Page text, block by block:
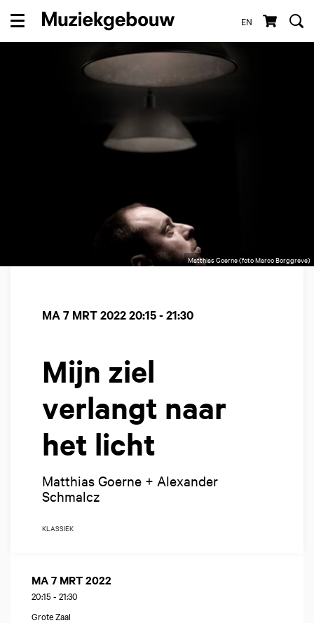
EN
Menu
Matthias Goerne (foto Marco Borggreve)
Mijn ziel
verlangt naar
het licht
Matthias Goerne + Alexander
Schmalcz
MA 7 MRT 202220:15 - 21:30
KLASSIEK
MA 7 MRT 2022
20:15 - 21:30
Grote Zaal